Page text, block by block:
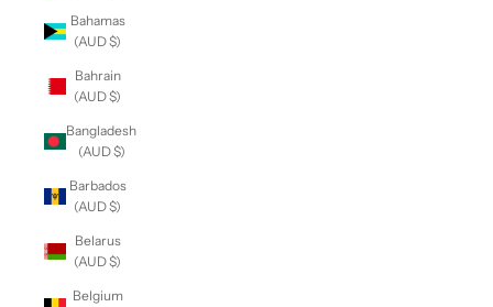
Bahamas
(AUD $)
Bahrain
(AUD $)
Bangladesh
(AUD $)
Barbados
(AUD $)
Belarus
(AUD $)
Belgium